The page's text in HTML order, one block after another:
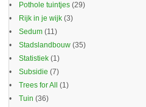
Pothole tuintjes (29)
Rijk in je wijk (3)
Sedum (11)
Stadslandbouw (35)
Statistiek (1)
Subsidie (7)
Trees for All
(1)
Tuin (36)